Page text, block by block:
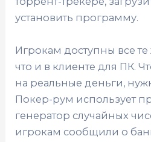
установить программу.
Игрокам доступны все
что и в клиенте для ПК.
на реальные деньги,
Покер-рум использует
генератор случайных
игрокам сообщили о